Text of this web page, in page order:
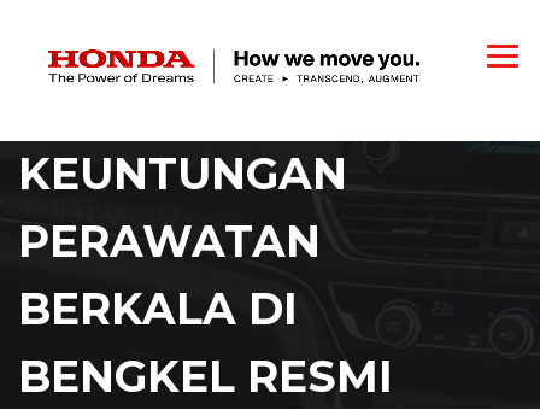
KEUNTUNGAN
PERAWATAN
BERKALA DI
BENGKEL RESMI